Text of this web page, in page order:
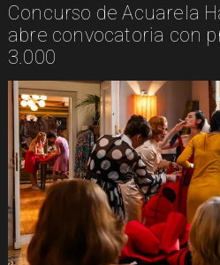
Concurso de Acuarela
abre convocatoria con
3.000